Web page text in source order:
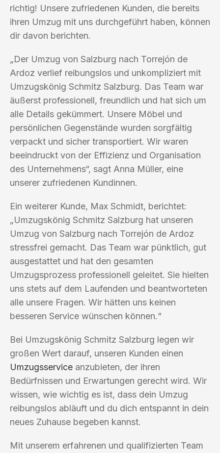
richtig! Unsere zufriedenen Kunden, die bereits
ihren Umzug mit uns durchgeführt haben, können
dir davon berichten.
„Der Umzug von Salzburg nach Torrejón de
Ardoz verlief reibungslos und unkompliziert mit
Umzugskönig Schmitz Salzburg. Das Team war
äußerst professionell, freundlich und hat sich um
alle Details gekümmert. Unsere Möbel und
persönlichen Gegenstände wurden sorgfältig
verpackt und sicher transportiert. Wir waren
beeindruckt von der Effizienz und Organisation
des Unternehmens“, sagt Anna Müller, eine
unserer zufriedenen Kundinnen.
Ein weiterer Kunde, Max Schmidt, berichtet:
„Umzugskönig Schmitz Salzburg hat unseren
Umzug von Salzburg nach Torrejón de Ardoz
stressfrei gemacht. Das Team war pünktlich, gut
ausgestattet und hat den gesamten
Umzugsprozess professionell geleitet. Sie hielten
uns stets auf dem Laufenden und beantworteten
alle unsere Fragen. Wir hätten uns keinen
besseren Service wünschen können.“
Bei Umzugskönig Schmitz Salzburg legen wir
großen Wert darauf, unseren Kunden einen
Umzugsservice anzubieten, der ihren
Bedürfnissen und Erwartungen gerecht wird. Wir
wissen, wie wichtig es ist, dass dein Umzug
reibungslos abläuft und du dich entspannt in dein
neues Zuhause begeben kannst.
Mit unserem erfahrenen und qualifizierten Team